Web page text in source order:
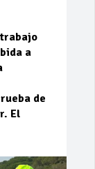
a
de
El